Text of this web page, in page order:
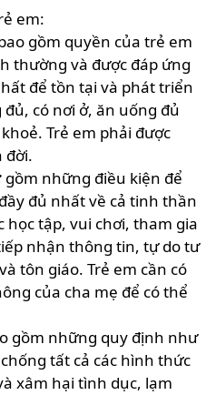
em:
gồm quyền của trẻ em
thường và được đáp ứng
để tồn tại và phát triển
có nơi ở, ăn uống đủ
Trẻ em phải được
đời.
gồm những điều kiện để
đủ nhất về cả tinh thần
học tập, vui chơi, tham gia
nhận thông tin, tự do tư
tôn giáo. Trẻ em cần có
của cha mẹ để có thể
gồm những quy định như
tất cả các hình thức
xâm hại tình dục, lạm